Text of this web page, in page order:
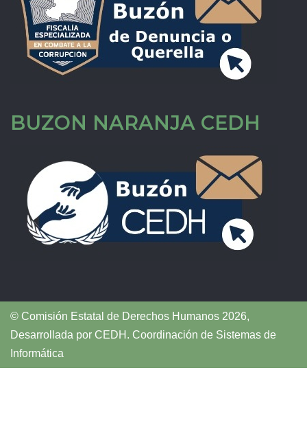
BUZON NARANJA CEDH
© Comisión Estatal de Derechos Humanos 2026,
Desarrollada por CEDH . Coordinación de Sistemas de
Informática